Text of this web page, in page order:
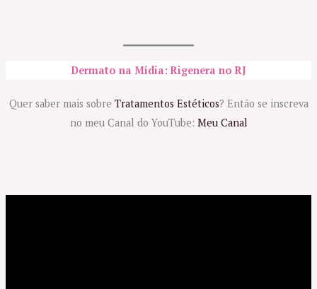
Dermato na Mídia: Rigenera no RJ
Quer saber mais sobre Tratamentos Estéticos? Então se inscreva
no meu Canal do YouTube: Meu Canal